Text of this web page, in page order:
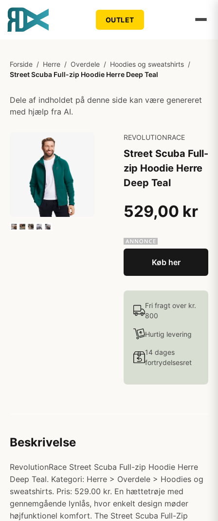
OUTLET
Forside / Herre / Overdele / Hoodies og sweatshirts /
Street Scuba Full-zip Hoodie Herre Deep Teal
Dele af indholdet på denne side kan være genereret
med hjælp fra AI.
REVOLUTIONRACE
Street Scuba Full-
zip Hoodie Herre
Deep Teal
529,00 kr
Køb her
Fri fragt over kr.
800
Hurtig levering
14 dages
fortrydelsesret
Beskrivelse
RevolutionRace Street Scuba Full-zip Hoodie Herre
Deep Teal. Kategori: Herre > Overdele > Hoodies og
sweatshirts. Pris: 529.00 kr. En hættetrøje med
gennemgående lynlås, hvor enkelt design møder
højfunktionel komfort. The Street Scuba Full-Zip